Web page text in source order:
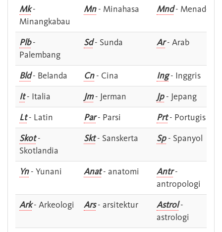
Mk-
Minangkabau
Mn- Minahasa Mnd- Menado
Plb-
Palembang
Sd- Sunda Ar- Arab
Bld- Belanda Cn- Cina Ing- Inggris
It- Italia Jm- Jerman Jp- Jepang
Lt- Latin Par- Parsi Prt- Portugis
Skot-
Skotlandia
Skt- Sanskerta Sp- Spanyol
Yn- Yunani Anat- anatomi Antr-
antropologi
Ark- Arkeologi Ars- arsitektur Astrol-
astrologi